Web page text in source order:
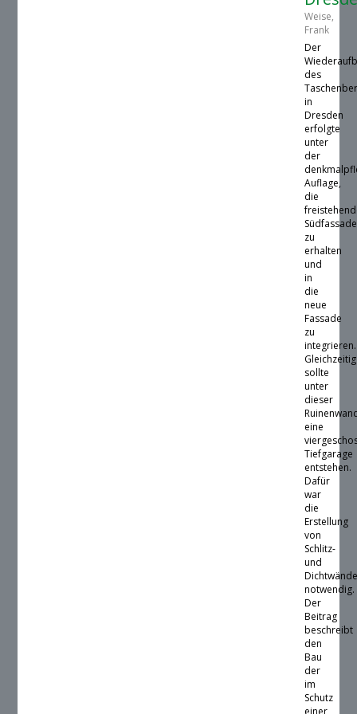
Weise,
Frank
Der
des
in
Dresden
erfolgte
unter
der
Auflage,
die
Südfassade
zu
erhalten
und
in
die
neue
Fassade
zu
integrieren.
Gleichzeitig
sollte
unter
dieser
eine
Tiefgarage
entstehen.
Dafür
war
die
Erstellung
von
Schlitz-
und
notwendig.
Der
Beitrag
beschreibt
den
Bau
der
im
Schutz
einer